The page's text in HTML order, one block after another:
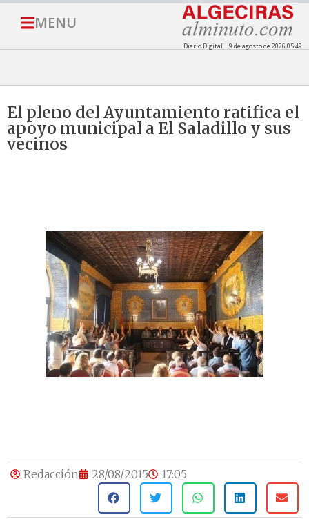
MENU
Diario Digital | 9 de agosto de 2026 05:49
El pleno del Ayuntamiento ratifica el
apoyo municipal a El Saladillo y sus
vecinos
Redacción 28/08/2015 17:05